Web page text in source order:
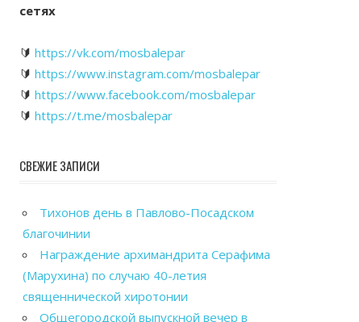
сетях
🔰 https://vk.com/mosbalepar
🔰 https://www.instagram.com/mosbalepar
🔰 https://www.facebook.com/mosbalepar
🔰 https://t.me/mosbalepar
СВЕЖИЕ ЗАПИСИ
Тихонов день в Павлово-Посадском
благочинии
Награждение архимандрита Серафима
(Марухина) по случаю 40-летия
священнической хиротонии
Общегородской выпускной вечер в